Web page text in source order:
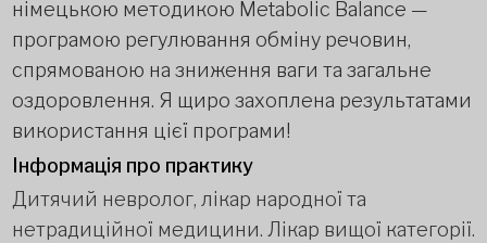
німецькою методикою Metabolic Balance —
програмою регулювання обміну речовин,
спрямованою на зниження ваги та загальне
оздоровлення. Я щиро захоплена результатами
використання цієї програми!
Інформація про практику
Дитячий невролог, лікар народної та
нетрадиційної медицини. Лікар вищої категорії.